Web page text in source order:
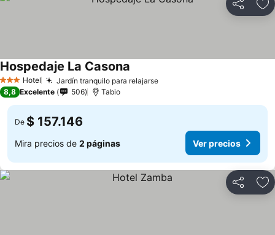
Compartir
3 Estrellas
Hotel Jardín tranquilo para relajarse
Hospedaje La Casona
8,8 Excelente 506 Tabio
De $ 157.146
Mira precios de 2 páginas Ver precios
Compartir